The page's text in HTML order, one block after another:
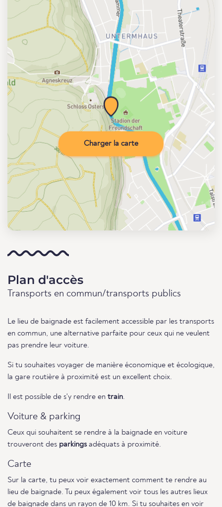
Charger la carte
Plan d'accès
Transports en commun/transports publics
Le lieu de baignade est facilement accessible par les transports
en commun, une alternative parfaite pour ceux qui ne veulent
pas prendre leur voiture.
Si tu souhaites voyager de manière économique et écologique,
la gare routière à proximité est un excellent choix.
Il est possible de s'y rendre en train.
Voiture & parking
Ceux qui souhaitent se rendre à la baignade en voiture
trouveront des parkingsadéquats à proximité.
Carte
Sur la carte, tu peux voir exactement comment te rendre au
lieu de baignade. Tu peux également voir tous les autres lieux
de baignade dans un rayon de 10 km. Si tu souhaites en voir